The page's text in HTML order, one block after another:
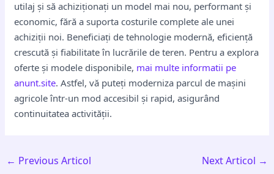
utilaj și să achiziționați un model mai nou, performant și
economic, fără a suporta costurile complete ale unei
achiziții noi. Beneficiați de tehnologie modernă, eficiență
crescută și fiabilitate în lucrările de teren. Pentru a explora
oferte și modele disponibile, mai multe informatii pe
anunt.site. Astfel, vă puteți moderniza parcul de mașini
agricole într-un mod accesibil și rapid, asigurând
continuitatea activității.
← Previous Articol Next Articol →